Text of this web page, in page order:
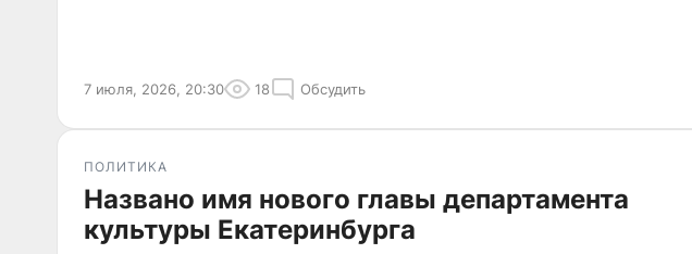
7 июля, 2026, 20:30 18 Обсудить
ПОЛИТИКА
Названо имя нового главы департамента
культуры Екатеринбурга